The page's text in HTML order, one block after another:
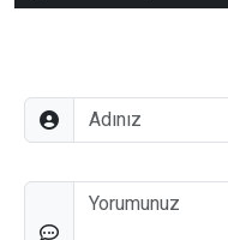
Adınız
Düşünceleriniz